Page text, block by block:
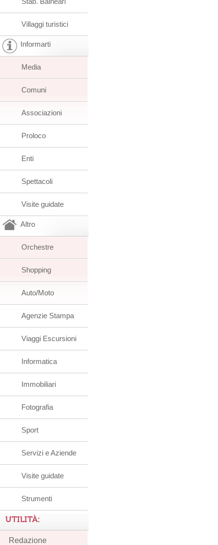
Villaggi turistici
Informarti
Media
Comuni
Associazioni
Proloco
Enti
Spettacoli
Visite guidate
Altro
Orchestre
Shopping
Auto/Moto
Agenzie Stampa
Viaggi Escursioni
Informatica
Immobiliari
Fotografia
Sport
Servizi e Aziende
Visite guidate
Strumenti
UTILITÀ:
Redazione